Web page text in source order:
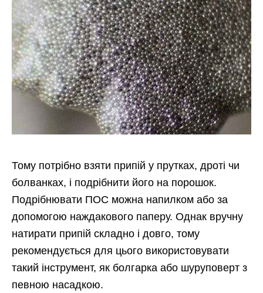
Тому потрібно взяти припій у прутках, дроті чи
болванках, і подрібнити його на порошок.
Подрібнювати ПОС можна напилком або за
допомогою наждакового паперу. Однак вручну
натирати припій складно і довго, тому
рекомендується для цього використовувати
такий інструмент, як болгарка або шуруповерт з
певною насадкою.